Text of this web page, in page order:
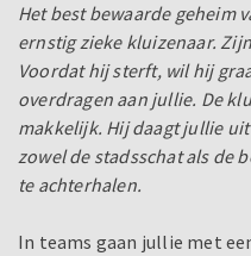
Het best bewaarde geheim
ernstig zieke kluizenaar.
Voordat hij sterft, wil hij
overdragen aan jullie. De
makkelijk. Hij daagt jullie
zowel de stadsschat als de
te achterhalen.
In teams gaan jullie met